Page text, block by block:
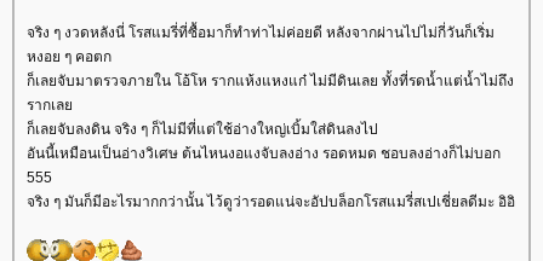
จริง ๆ งวดหลังนี่ โรสแมรี่ที่ซื้อมาก็ทำท่าไม่ค่อยดี หลังจากผ่านไปไม่กี่วันก็เริ่ม
หงอย ๆ คอตก
ก็เลยจับมาตรวจภายใน โอ้โห รากแห้งแหงแก๋ ไม่มีดินเลย ทั้งที่รดน้ำแต่น้ำไม่ถึง
รากเล
ก็เลยจับลงดิน จริง ๆ ก็ไม่มีที่แต่ใช้อ่างใหญ่เบิ้มใส่ดินลงไป
อันนี้เหมือนเป็นอ่างวิเศษ ต้นไหนงอแงจับลงอ่าง รอดหมด ชอบลงอ่างก็ไม่บอก
555
จริง ๆ มันก็มีอะไรมากกว่านั้น ไว้ดูว่ารอดแน่จะอัปบล็อกโรสแมรี่สเปเชี่ยลดีมะ อิอิ